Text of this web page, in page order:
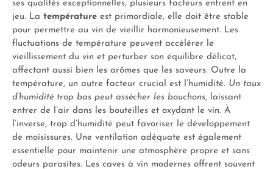
ses qualités exceptionnelles, plusieurs facteurs entrent en
jeu. La température est primordiale, elle doit être stable
pour permettre au vin de vieillir harmonieusement. Les
fluctuations de température peuvent accélérer le
vieillissement du vin et perturber son équilibre délicat,
affectant aussi bien les arômes que les saveurs. Outre la
température, un autre facteur crucial est l’humidité. Un taux
d’humidité trop bas peut assécher les bouchons, laissant
entrer de l’air dans les bouteilles et oxydant le vin. À
l’inverse, trop d’humidité peut favoriser le développement
de moisissures. Une ventilation adéquate est également
essentielle pour maintenir une atmosphère propre et sans
odeurs parasites. Les caves à vin modernes offrent souvent